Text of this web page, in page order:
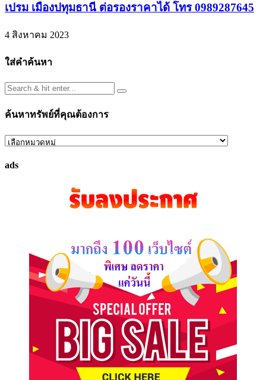
เปรม เมืองปทุมธานี ต่อรองราคาได้ โทร 0989287645
4 สิงหาคม 2023
ใส่คำค้นหา
ค้นหาทรัพย์ที่คุณต้องการ
ค้นหา
ที่
ads